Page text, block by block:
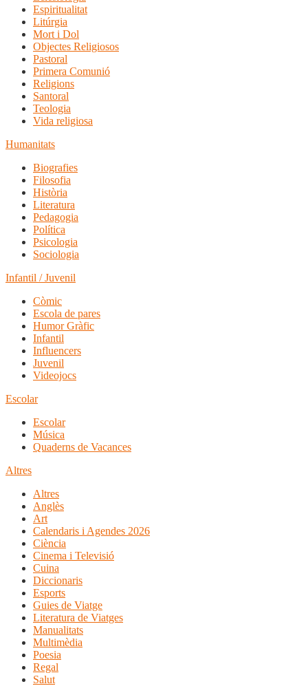
Espiritualitat
Litúrgia
Mort i Dol
Objectes Religiosos
Pastoral
Primera Comunió
Religions
Santoral
Teologia
Vida religiosa
Humanitats
Biografies
Filosofia
Història
Literatura
Pedagogia
Política
Psicologia
Sociologia
Infantil / Juvenil
Còmic
Escola de pares
Humor Gràfic
Infantil
Influencers
Juvenil
Videojocs
Escolar
Escolar
Música
Quaderns de Vacances
Altres
Altres
Anglès
Art
Calendaris i Agendes 2026
Ciència
Cinema i Televisió
Cuina
Diccionaris
Esports
Guies de Viatge
Literatura de Viatges
Manualitats
Multimèdia
Poesia
Regal
Salut